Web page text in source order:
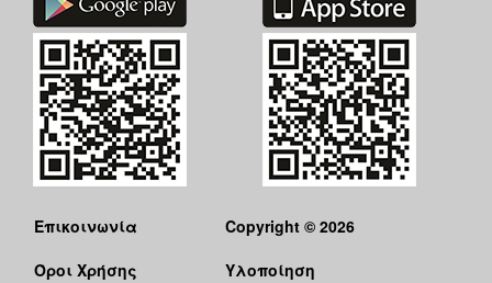
Επικοινωνία
Όροι Χρήσης
Copyright © 2026
Υλοποίηση